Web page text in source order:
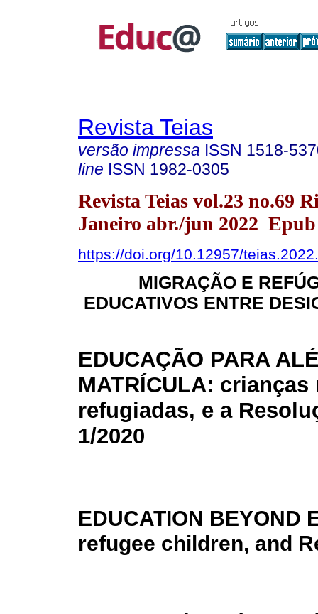
Revista Teias
versão impressa ISSN 1518-
line ISSN 1982-0305
Revista Teias vol.23 no.69
Janeiro abr./jun 2022 Epub
https://doi.org/10.12957/
MIGRAÇÃO E
EDUCATIVOS ENTRE
EDUCAÇÃO PARA
MATRÍCULA:
refugiadas, e a
1/2020
EDUCATION BEYOND
refugee children, and